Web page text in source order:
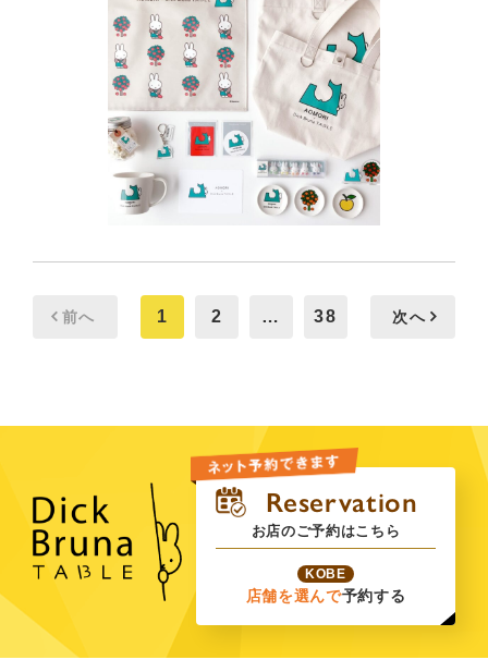
前へ 1 2 … 38 次へ
お店のご予約はこちら
KOBE
店舗を選んで予約する